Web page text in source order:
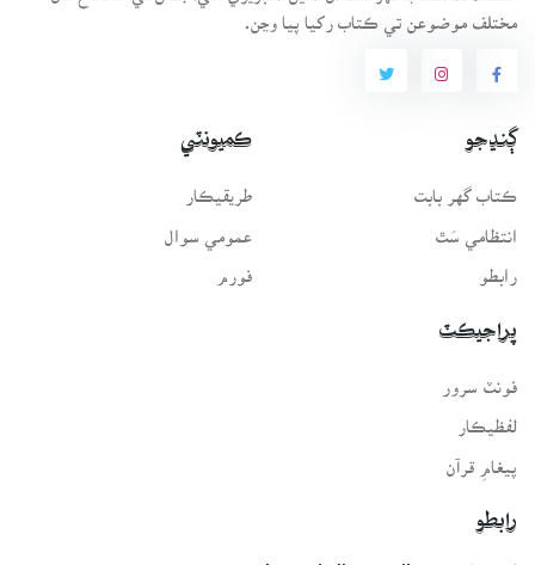
مختلف موضوعن تي ڪتاب رکيا پيا وڃن.
ڳنڍجو
ڪتاب گهر بابت
انتظامي سَٿ
رابطو
ڪميونٽي
طريقيڪار
عمومي سوال
فورم
پراجيڪٽ
لفظيڪار
پيغامِ قرآن
رابطو